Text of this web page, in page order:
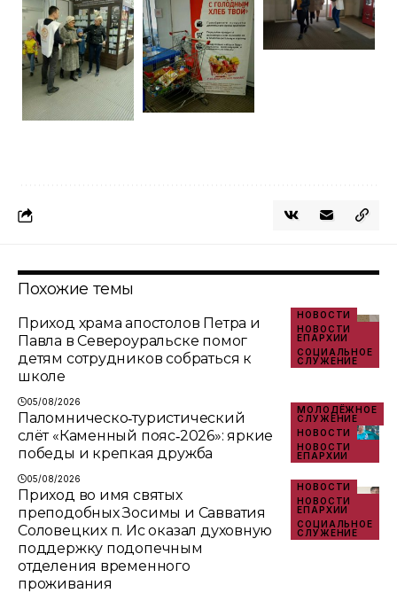
Похожие темы
НОВОСТИ
НОВОСТИ
ЕПАРХИИ
СОЦИАЛЬНОЕ
СЛУЖЕНИЕ
Приход храма апостолов Петра и
Павла в Североуральске помог
детям сотрудников собраться к
школе
05/08/2026
МОЛОДЁЖНОЕ
СЛУЖЕНИЕ
НОВОСТИ
НОВОСТИ
ЕПАРХИИ
Паломническо‑туристический
слёт «Каменный пояс‑2026»: яркие
победы и крепкая дружба
05/08/2026
НОВОСТИ
НОВОСТИ
ЕПАРХИИ
СОЦИАЛЬНОЕ
СЛУЖЕНИЕ
Приход во имя святых
преподобных Зосимы и Савватия
Соловецких п. Ис оказал духовную
поддержку подопечным
отделения временного
проживания